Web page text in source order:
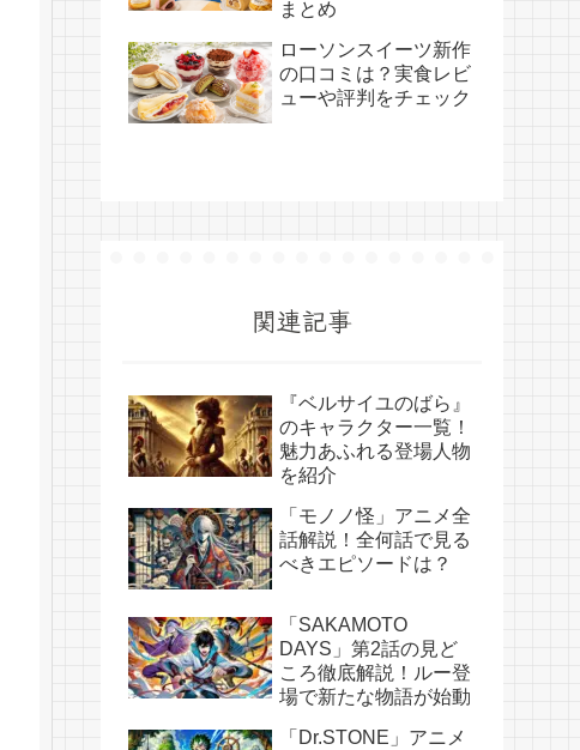
まとめ
ローソンスイーツ新作
の口コミは？実食レビ
ューや評判をチェック
関連記事
『ベルサイユのばら』
のキャラクター一覧！
魅力あふれる登場人物
を紹介
「モノノ怪」アニメ全
話解説！全何話で見る
べきエピソードは？
「SAKAMOTO
DAYS」第2話の見ど
ころ徹底解説！ルー登
場で新たな物語が始動
「Dr.STONE」アニメ